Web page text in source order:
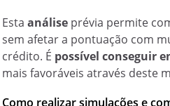
Estaanálise prévia permite
sem afetar a pontuação com
crédito. É possível conseguir
mais favoráveis através deste
Como realizar simulações e